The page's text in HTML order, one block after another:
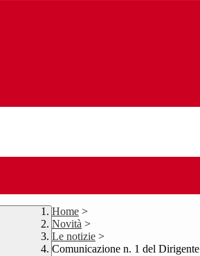
Home >
Novità >
Le notizie >
Comunicazione n. 1 del Dirigente